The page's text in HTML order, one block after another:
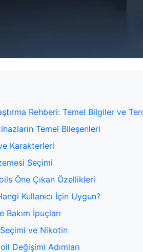
Rehberi: Temel Bilgiler ve
Temel Bileşenleri
Karakterleri
Seçimi
Öne Çıkan Özellikleri
Kullanıcı İçin Uygun?
Bakım İpuçları
ve Nikotin
Değişimi Adımları